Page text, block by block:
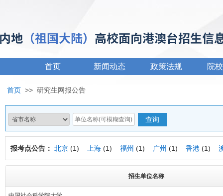
首页 新闻动态 政策法规 院
首页 >> 研究生网报公告
报考点公告： 北京 (1) 上海 (1) 福州 (1) 广州 (1) 香港 (1)
招生单位名称